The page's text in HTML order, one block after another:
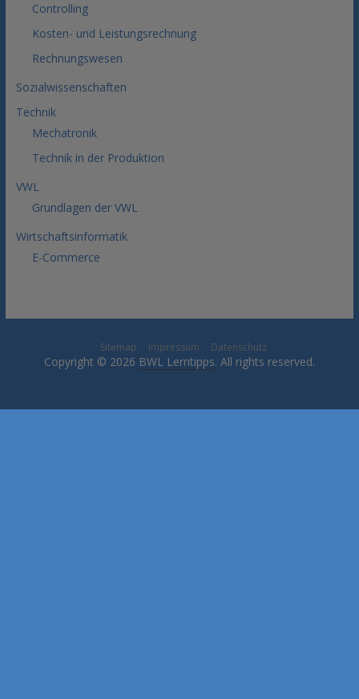
Controlling
Kosten- und Leistungsrechnung
Rechnungswesen
Sozialwissenschaften
Technik
Mechatronik
Technik in der Produktion
VWL
Grundlagen der VWL
Wirtschaftsinformatik
E-Commerce
Sitemap Impressum Datenschutz
Copyright © 2026 BWL Lerntipps. All rights reserved.